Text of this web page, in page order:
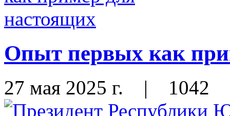
Опыт первых как
27 мая 2025 г. | 1042